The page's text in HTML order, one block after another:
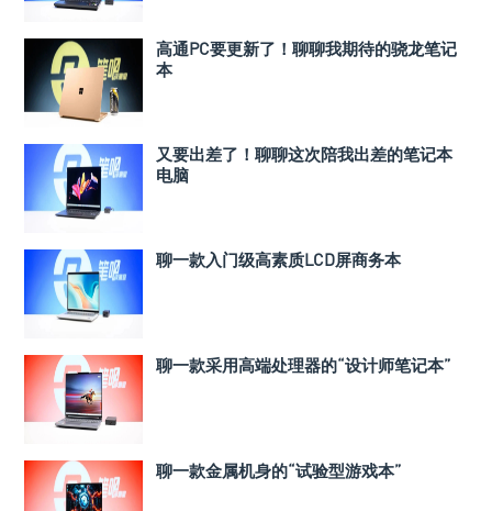
高通PC要更新了！聊聊我期待的骁龙笔记
本
又要出差了！聊聊这次陪我出差的笔记本
电脑
聊一款入门级高素质LCD屏商务本
聊一款采用高端处理器的“设计师笔记本”
聊一款金属机身的“试验型游戏本”